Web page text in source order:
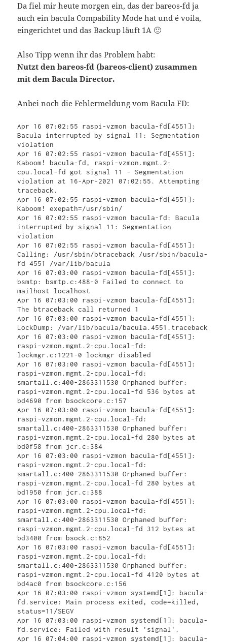
Da fiel mir heute morgen ein, das der bareos-fd ja
auch ein bacula Compability Mode hat und é voila,
eingerichtet und das Backup läuft 1A 🙂
Also Tipp wenn ihr das Problem habt:
Nutzt den bareos-fd (bareos-client) zusammen
mit dem Bacula Director.
Anbei noch die Fehlermeldung vom Bacula FD:
Apr 16 07:02:55 raspi-vzmon bacula-fd[4551]:
Bacula interrupted by signal 11: Segmentation
violation
Apr 16 07:02:55 raspi-vzmon bacula-fd[4551]:
Kaboom! bacula-fd, raspi-vzmon.mgmt.2-
cpu.local-fd got signal 11 - Segmentation
violation at 16-Apr-2021 07:02:55. Attempting
traceback.
Apr 16 07:02:55 raspi-vzmon bacula-fd[4551]:
Kaboom! exepath=/usr/sbin/
Apr 16 07:02:55 raspi-vzmon bacula-fd: Bacula
interrupted by signal 11: Segmentation
violation
Apr 16 07:02:55 raspi-vzmon bacula-fd[4551]:
Calling: /usr/sbin/btraceback /usr/sbin/bacula-
fd 4551 /var/lib/bacula
Apr 16 07:03:00 raspi-vzmon bacula-fd[4551]:
bsmtp: bsmtp.c:488-0 Failed to connect to
mailhost localhost
Apr 16 07:03:00 raspi-vzmon bacula-fd[4551]:
The btraceback call returned 1
Apr 16 07:03:00 raspi-vzmon bacula-fd[4551]:
LockDump: /var/lib/bacula/bacula.4551.traceback
Apr 16 07:03:00 raspi-vzmon bacula-fd[4551]:
raspi-vzmon.mgmt.2-cpu.local-fd:
lockmgr.c:1221-0 lockmgr disabled
Apr 16 07:03:00 raspi-vzmon bacula-fd[4551]:
raspi-vzmon.mgmt.2-cpu.local-fd:
smartall.c:400-2863311530 Orphaned buffer:
raspi-vzmon.mgmt.2-cpu.local-fd 536 bytes at
bd4690 from bsockcore.c:157
Apr 16 07:03:00 raspi-vzmon bacula-fd[4551]:
raspi-vzmon.mgmt.2-cpu.local-fd:
smartall.c:400-2863311530 Orphaned buffer:
raspi-vzmon.mgmt.2-cpu.local-fd 280 bytes at
bd0f58 from jcr.c:384
Apr 16 07:03:00 raspi-vzmon bacula-fd[4551]:
raspi-vzmon.mgmt.2-cpu.local-fd:
smartall.c:400-2863311530 Orphaned buffer:
raspi-vzmon.mgmt.2-cpu.local-fd 280 bytes at
bd1950 from jcr.c:388
Apr 16 07:03:00 raspi-vzmon bacula-fd[4551]:
raspi-vzmon.mgmt.2-cpu.local-fd:
smartall.c:400-2863311530 Orphaned buffer:
raspi-vzmon.mgmt.2-cpu.local-fd 312 bytes at
bd3400 from bsock.c:852
Apr 16 07:03:00 raspi-vzmon bacula-fd[4551]:
raspi-vzmon.mgmt.2-cpu.local-fd:
smartall.c:400-2863311530 Orphaned buffer:
raspi-vzmon.mgmt.2-cpu.local-fd 4120 bytes at
bd4ac0 from bsockcore.c:156
Apr 16 07:03:00 raspi-vzmon systemd[1]: bacula-
fd.service: Main process exited, code=killed,
status=11/SEGV
Apr 16 07:03:00 raspi-vzmon systemd[1]: bacula-
fd.service: Failed with result 'signal'.
Apr 16 07:04:00 raspi-vzmon systemd[1]: bacula-